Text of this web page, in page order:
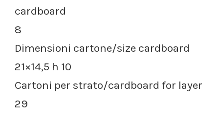
cardboard
8
Dimensioni cartone/size cardboard
21×14,5 h 10
Cartoni per strato/cardboard for layer
29